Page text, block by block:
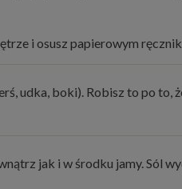
i osusz papierowym
udka, boki). Robisz to po to,
jak i w środku jamy. Sól